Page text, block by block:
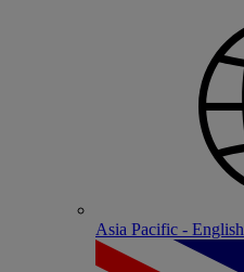
Asia Pacific - English